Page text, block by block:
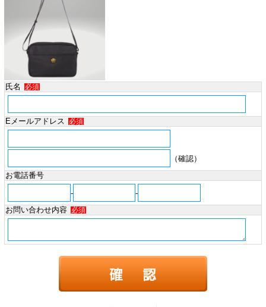
氏名 必須
Eメールアドレス 必須
（確認）
お電話番号
-
-
お問い合わせ内容
必須